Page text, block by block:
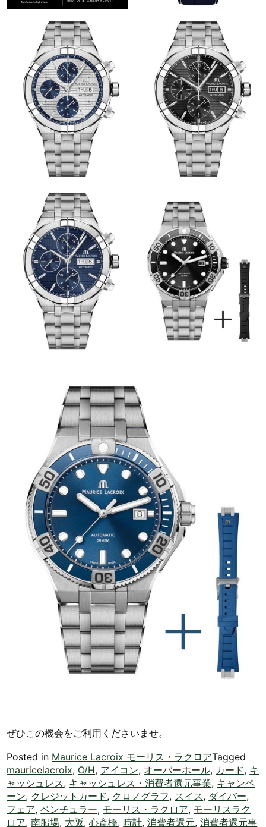
ぜひこの機会をご利用くださいませ。
Posted in Maurice Lacroix モーリス・ラクロアTagged
mauricelacroix, O/H, アイコン, オーバーホール, カード, キ
ャッシュレス, キャッシュレス・消費者還元事業, キャンペ
ーン, クレジットカード, クロノグラフ, スイス, ダイバー,
フェア,ベンチュラー, モーリス・ラクロア, モーリスラク
ロア,南船場, 大阪,心斎橋, 時計,消費者還元,消費者還元事